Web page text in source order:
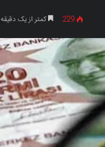
229 کمتر از یک دقیقه